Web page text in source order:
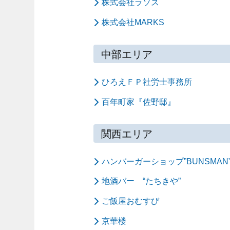
株式会社ラソス
株式会社MARKS
中部エリア
ひろえＦＰ社労士事務所
百年町家『佐野邸』
関西エリア
ハンバーガーショップ
地酒バー “たちきや”
ご飯屋おむすび
京華楼